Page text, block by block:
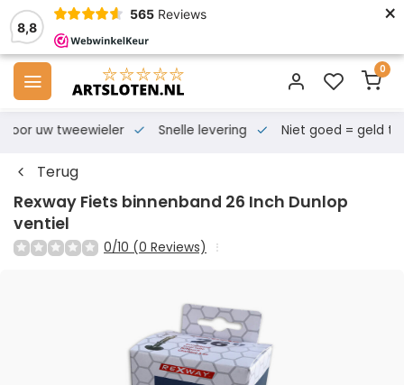
8,8
565 Reviews ×
0
voor uw tweewieler Snelle levering Niet goed = geld
Terug
Rexway Fiets binnenband 26 Inch Dunlop
ventiel
0/10 (0 Reviews)